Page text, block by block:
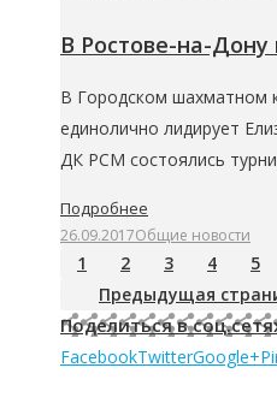
В Ростове-на-
В Городском шахматном
единолично лидирует
ДК РСМ состоялись
Подробнее
26.09.2017Общие новости
1 2 3 4 5
Предыдущая
Поделиться в
FacebookTwitterGoogle+